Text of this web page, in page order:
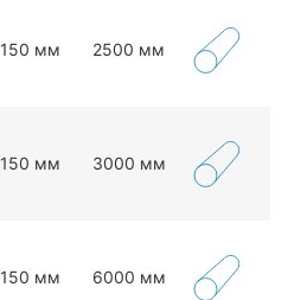
150 мм 2500 мм
150 мм 3000 мм
150 мм 6000 мм